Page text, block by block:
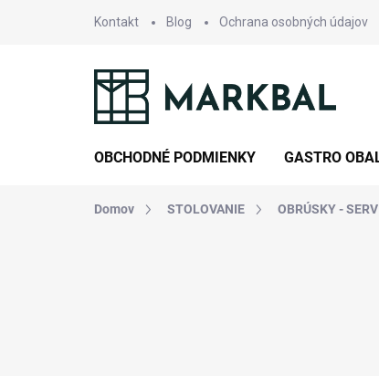
Kontakt Blog Ochrana osobných údajov
OBCHODNÉ PODMIENKY GASTRO
Domov STOLOVANIE OBRÚSKY -